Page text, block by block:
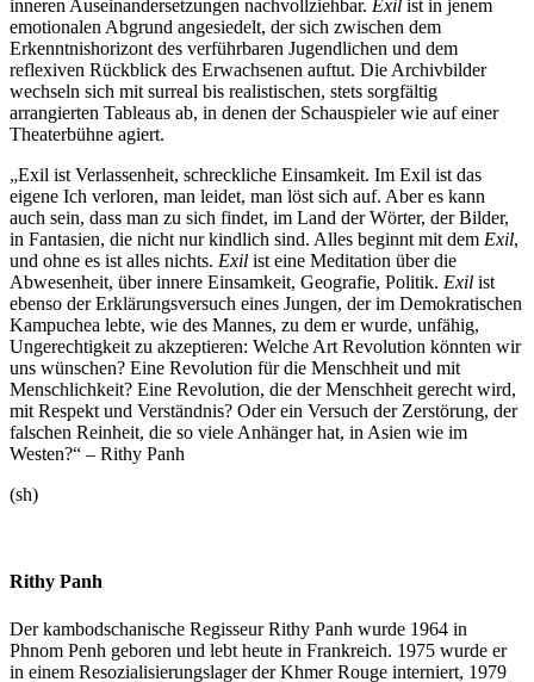
inneren Auseinandersetzungen nachvollziehbar. Exil ist in jenem
emotionalen Abgrund angesiedelt, der sich zwischen dem
Erkenntnishorizont des verführbaren Jugendlichen und dem
reflexiven Rückblick des Erwachsenen auftut. Die Archivbilder
wechseln sich mit surreal bis realistischen, stets sorgfältig
arrangierten Tableaus ab, in denen der Schauspieler wie auf einer
Theaterbühne agiert.
„Exil ist Verlassenheit, schreckliche Einsamkeit. Im Exil ist das
eigene Ich verloren, man leidet, man löst sich auf. Aber es kann
auch sein, dass man zu sich findet, im Land der Wörter, der Bilder,
in Fantasien, die nicht nur kindlich sind. Alles beginnt mit dem Exil,
und ohne es ist alles nichts. Exil ist eine Meditation über die
Abwesenheit, über innere Einsamkeit, Geografie, Politik. Exil ist
ebenso der Erklärungsversuch eines Jungen, der im Demokratischen
Kampuchea lebte, wie des Mannes, zu dem er wurde, unfähig,
Ungerechtigkeit zu akzeptieren: Welche Art Revolution könnten wir
uns wünschen? Eine Revolution für die Menschheit und mit
Menschlichkeit? Eine Revolution, die der Menschheit gerecht wird,
mit Respekt und Verständnis? Oder ein Versuch der Zerstörung, der
falschen Reinheit, die so viele Anhänger hat, in Asien wie im
Westen?“ – Rithy Panh
(sh)
Rithy Panh
Der kambodschanische Regisseur Rithy Panh wurde 1964 in
Phnom Penh geboren und lebt heute in Frankreich. 1975 wurde er
in einem Resozialisierungslager der Khmer Rouge interniert, 1979